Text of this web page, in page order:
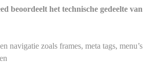
beoordeelt het technische gedeelte van
navigatie zoals frames, meta tags, menu’s